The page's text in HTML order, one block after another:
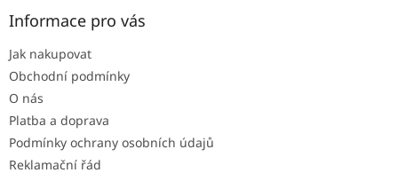
Informace pro vás
Jak nakupovat
Obchodní podmínky
O nás
Platba a doprava
Podmínky ochrany osobních údajů
Reklamační řád